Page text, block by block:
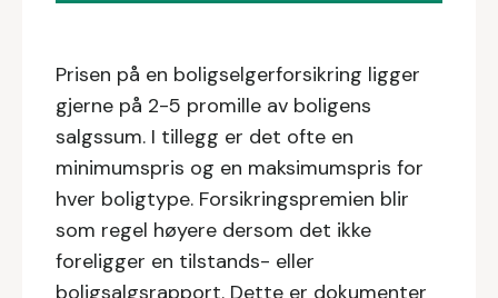
Prisen på en boligselgerforsikring ligger
gjerne på 2-5 promille av boligens
salgssum. I tillegg er det ofte en
minimumspris og en maksimumspris for
hver boligtype. Forsikringspremien blir
som regel høyere dersom det ikke
foreligger en tilstands- eller
boligsalgsrapport. Dette er dokumenter